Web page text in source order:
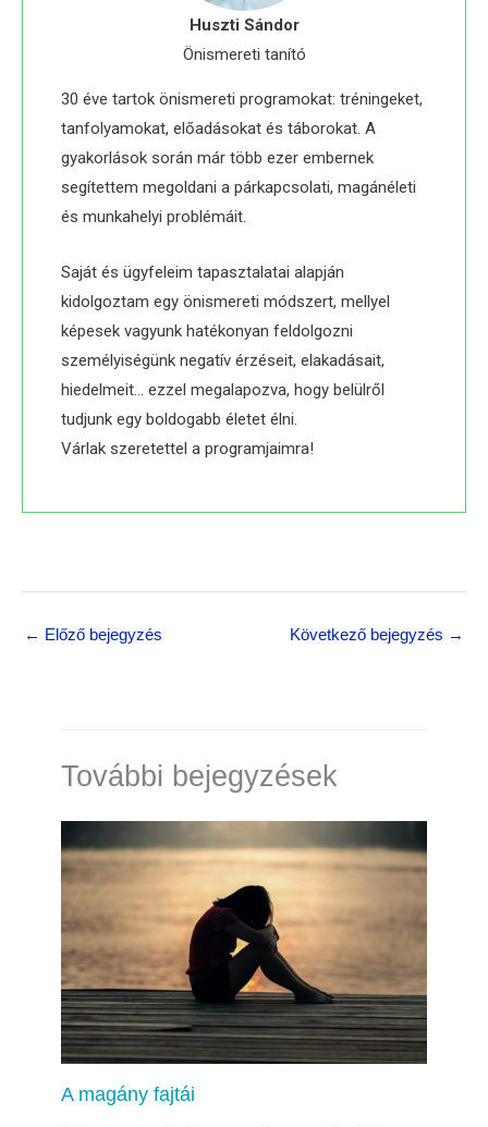
Huszti Sándor
Önismereti tanító
30 éve tartok önismereti programokat: tréningeket,
tanfolyamokat, előadásokat és táborokat. A
gyakorlások során már több ezer embernek
segítettem megoldani a párkapcsolati, magánéleti
és munkahelyi problémáit.
Saját és ügyfeleim tapasztalatai alapján
kidolgoztam egy önismereti módszert, mellyel
képesek vagyunk hatékonyan feldolgozni
személyiségünk negatív érzéseit, elakadásait,
hiedelmeit… ezzel megalapozva, hogy belülről
tudjunk egy boldogabb életet élni.
Várlak szeretettel a programjaimra!
← Előző bejegyzés Következő bejegyzés →
További bejegyzések
A magány fajtái